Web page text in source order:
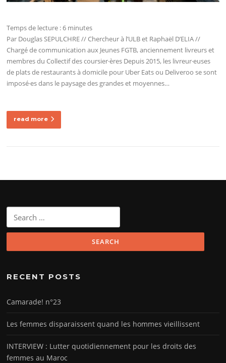
Temps de lecture :6 minutes
Par Douglas SEPULCHRE // Chercheur à l’ULB et Raphaël D’ELIA //
Chargé de communication aux Jeunes FGTB, anciennement livreurs et
membres du Collectif des coursier·ères Depuis 2015, les livreur·euses
de plats de restaurants à domicile pour Uber Eats ou Deliveroo se sont
imposé·es dans le paysage des grandes et moyennes…
read more
for:
RECENT POSTS
Camarade! n°23
Les femmes disparaissent quand les hommes vieillissent
INTERVIEW : Lutter quotidiennement pour les droits des
femmes au Maroc